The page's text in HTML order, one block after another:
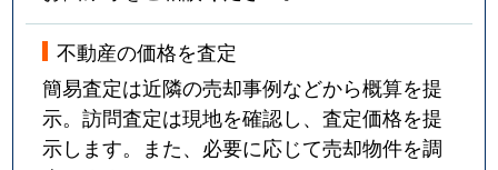
不動産の価格を査定
簡易査定は近隣の売却事例などから概算を提
示。訪問査定は現地を確認し、査定価格を提
示します。また、必要に応じて売却物件を調